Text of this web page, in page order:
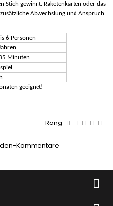
Stich gewinnt. Raketenkarten oder das
Abwechslung und Anspruch
6 Personen
Minuten
geeignet!
Rang
Kommentare
